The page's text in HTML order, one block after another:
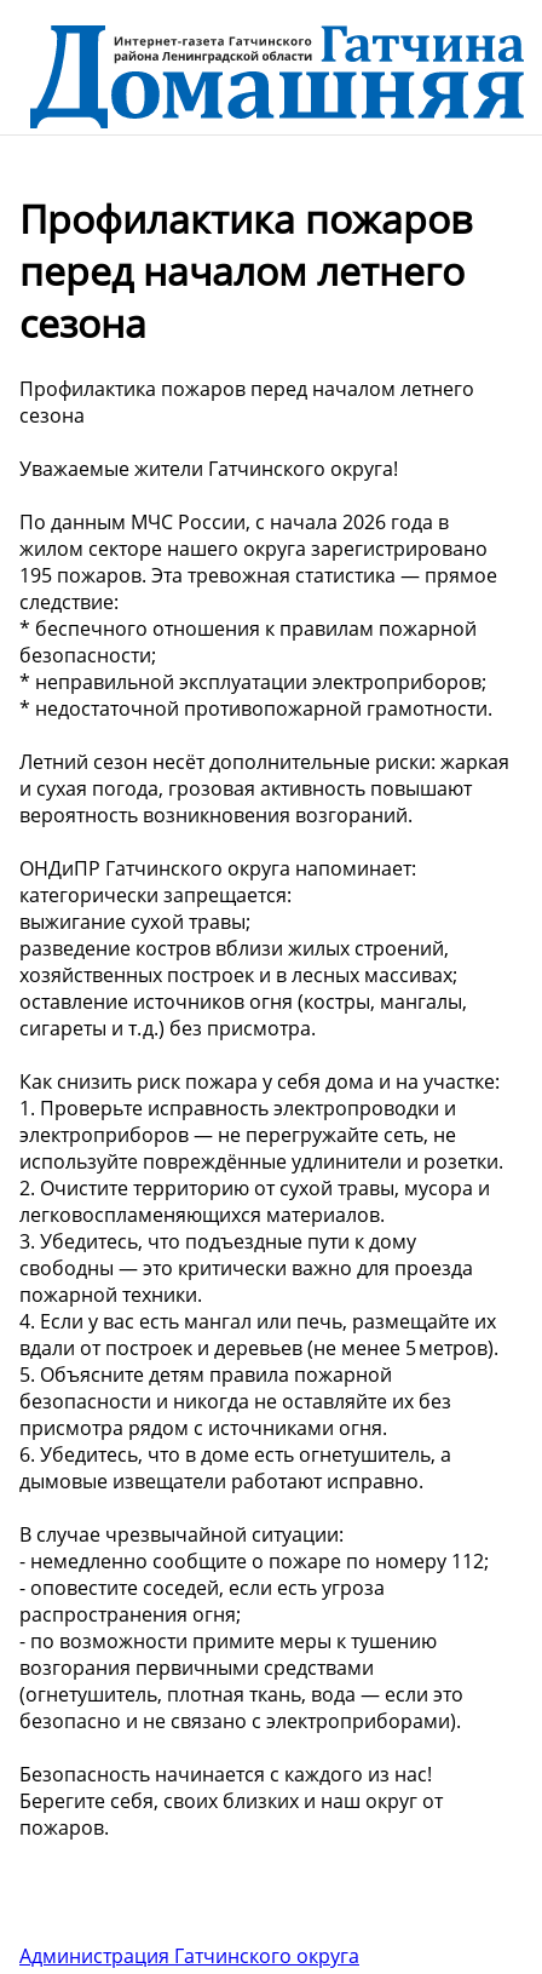
Профилактика пожаров
перед началом летнего
сезона
Профилактика пожаров перед началом летнего
сезона
Уважаемые жители Гатчинского округа!
По данным МЧС России, с начала 2026 года в
жилом секторе нашего округа зарегистрировано
195 пожаров. Эта тревожная статистика — прямое
следствие:
* беспечного отношения к правилам пожарной
безопасности;
* неправильной эксплуатации электроприборов;
* недостаточной противопожарной грамотности.
Летний сезон несёт дополнительные риски: жаркая
и сухая погода, грозовая активность повышают
вероятность возникновения возгораний.
ОНДиПР Гатчинского округа напоминает:
категорически запрещается:
выжигание сухой травы;
разведение костров вблизи жилых строений,
хозяйственных построек и в лесных массивах;
оставление источников огня (костры, мангалы,
сигареты и т. д.) без присмотра.
Как снизить риск пожара у себя дома и на участке:
1. Проверьте исправность электропроводки и
электроприборов — не перегружайте сеть, не
используйте повреждённые удлинители и розетки.
2. Очистите территорию от сухой травы, мусора и
легковоспламеняющихся материалов.
3. Убедитесь, что подъездные пути к дому
свободны — это критически важно для проезда
пожарной техники.
4. Если у вас есть мангал или печь, размещайте их
вдали от построек и деревьев (не менее 5 метров).
5. Объясните детям правила пожарной
безопасности и никогда не оставляйте их без
присмотра рядом с источниками огня.
6. Убедитесь, что в доме есть огнетушитель, а
дымовые извещатели работают исправно.
В случае чрезвычайной ситуации:
- немедленно сообщите о пожаре по номеру 112;
- оповестите соседей, если есть угроза
распространения огня;
- по возможности примите меры к тушению
возгорания первичными средствами
(огнетушитель, плотная ткань, вода — если это
безопасно и не связано с электроприборами).
Безопасность начинается с каждого из нас!
Берегите себя, своих близких и наш округ от
пожаров.
Администрация Гатчинского округа